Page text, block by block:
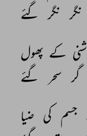
نگر نگر گئے
کے پھول
گر سحر
گئے
جسم کی ضیا